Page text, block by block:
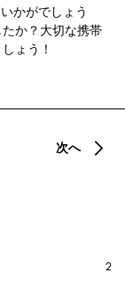
かがでしょう
か？大切な携帯
ょう！